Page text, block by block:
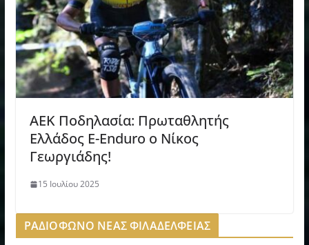
ΑΕΚ Ποδηλασία: Πρωταθλητής
Ελλάδoς E-Enduro ο Νίκος
Γεωργιάδης!
15 Ιουλίου 2025
ΡΑΔΙΟΦΩΝΟ ΝΕΑΣ ΦΙΛΑΔΕΛΦΕΙΑΣ